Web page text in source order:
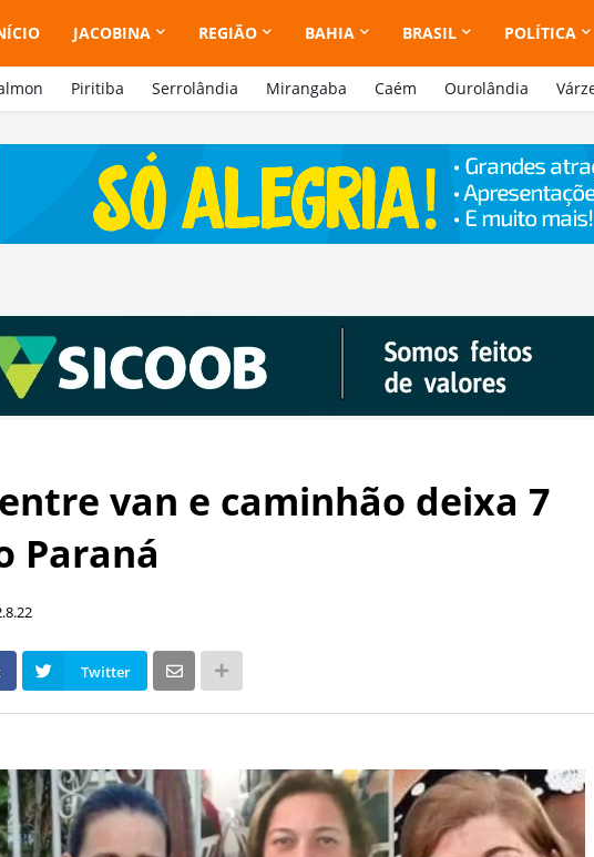
JACOBINA REGIÃO BAHIA BRASIL POLÍTICA
Piritiba Serrolândia Mirangaba Caém Ourolândia
van e caminhão deixa 7
Paraná
Twitter